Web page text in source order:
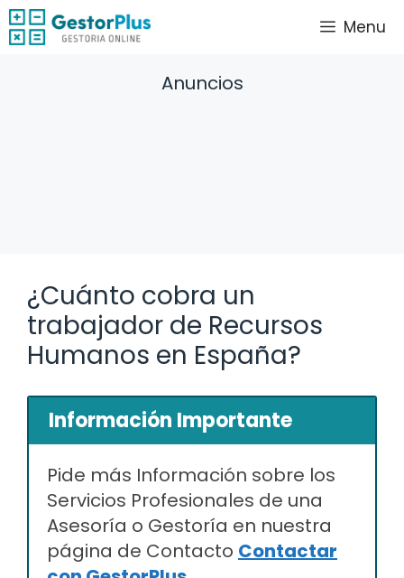
Saltar
al
Menu
Anuncios
¿Cuánto cobra un
trabajador de Recursos
Humanos en España?
Información Importante
Pide más Información sobre los
Servicios Profesionales de una
Asesoría o Gestoría en nuestra
página de Contacto Contactar